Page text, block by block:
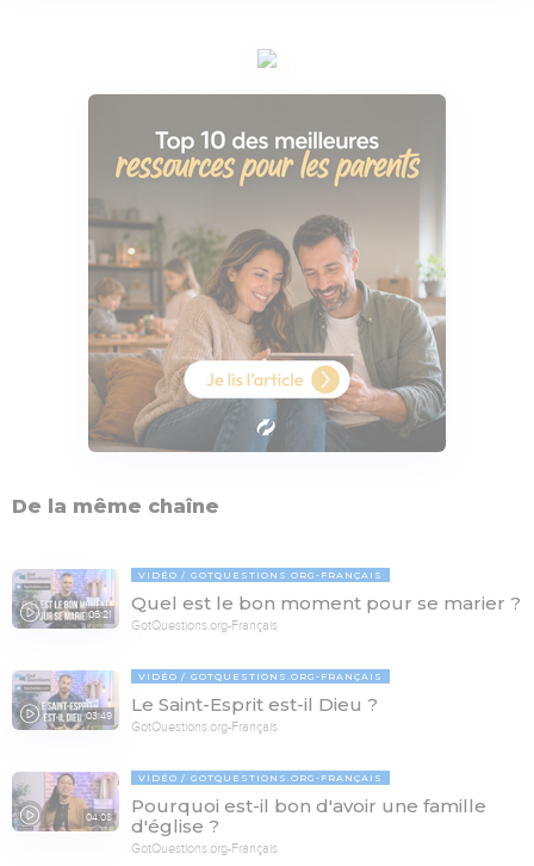
De la même chaîne
05:21
VIDÉO GOTQUESTIONS.ORG-FRANÇAIS
Quel est le bon moment pour se marier ?
GotQuestions.org-Français
03:49
VIDÉO GOTQUESTIONS.ORG-FRANÇAIS
Le Saint-Esprit est-il Dieu ?
GotQuestions.org-Français
04:08
VIDÉO GOTQUESTIONS.ORG-FRANÇAIS
Pourquoi est-il bon d'avoir une famille
d'église ?
GotQuestions.org-Français